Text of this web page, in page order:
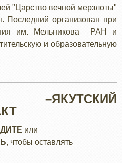
"Царство вечной мерзлоты"
Последний организован при
им. Мельникова РАН и
и образовательную
–ЯКУТСКИЙ
или
, чтобы оставлять